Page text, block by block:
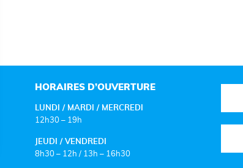
HORAIRES D’OUVERTURE
LUNDI / MARDI / MERCREDI
12h30 – 19h
JEUDI / VENDREDI
8h30 – 12h / 13h – 16h30